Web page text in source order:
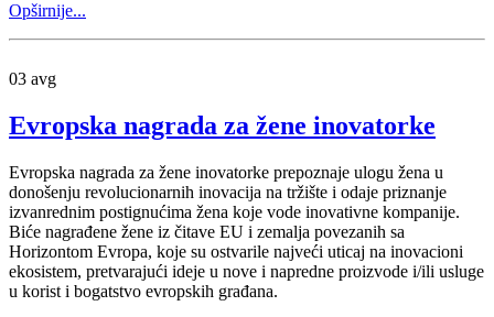
Opširnije...
03 avg
Evropska nagrada za žene inovatorke
Evropska nagrada za žene inovatorke prepoznaje ulogu žena u
donošenju revolucionarnih inovacija na tržište i odaje priznanje
izvanrednim postignućima žena koje vode inovativne kompanije.
Biće nagrađene žene iz čitave EU i zemalja povezanih sa
Horizontom Evropa, koje su ostvarile najveći uticaj na inovacioni
ekosistem, pretvarajući ideje u nove i napredne proizvode i/ili usluge
u korist i bogatstvo evropskih građana.